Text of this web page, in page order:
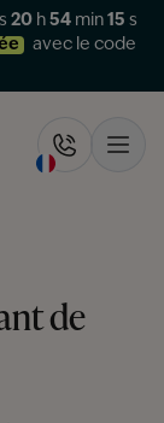
20h 54min 15 s
avec le code
de